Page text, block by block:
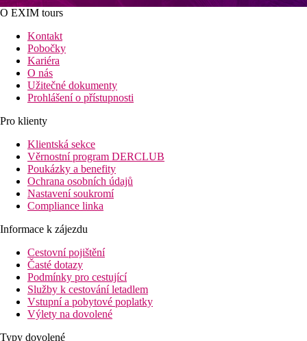
O EXIM tours
Kontakt
Pobočky
Kariéra
O nás
Užitečné dokumenty
Prohlášení o přístupnosti
Pro klienty
Klientská sekce
Věrnostní program DERCLUB
Poukázky a benefity
Ochrana osobních údajů
Nastavení soukromí
Compliance linka
Informace k zájezdu
Cestovní pojištění
Časté dotazy
Podmínky pro cestující
Služby k cestování letadlem
Vstupní a pobytové poplatky
Výlety na dovolené
Typy dovolené